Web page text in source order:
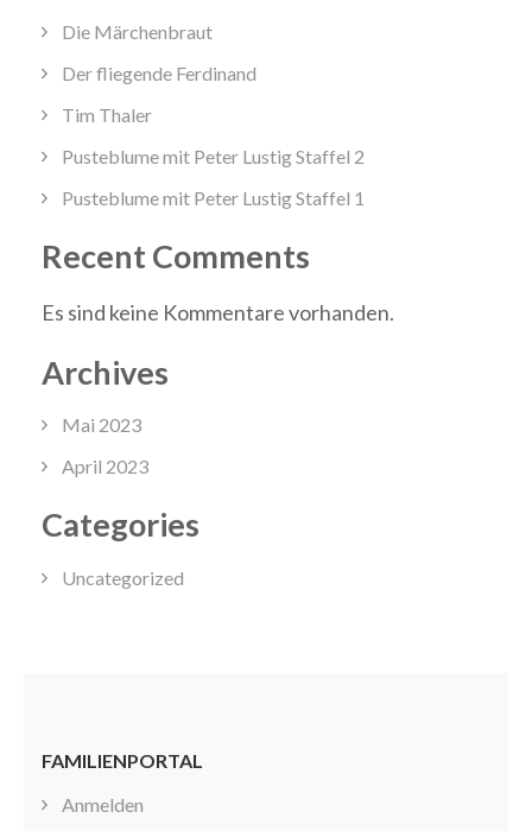
Die Märchenbraut
Der fliegende Ferdinand
Tim Thaler
Pusteblume mit Peter Lustig Staffel 2
Pusteblume mit Peter Lustig Staffel 1
Recent Comments
Es sind keine Kommentare vorhanden.
Archives
Mai 2023
April 2023
Categories
Uncategorized
FAMILIENPORTAL
Anmelden